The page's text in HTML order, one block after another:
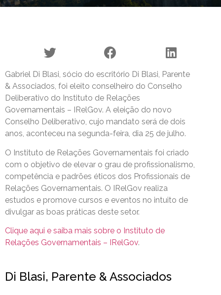
Gabriel Di Blasi, sócio do escritório Di Blasi, Parente
& Associados, foi eleito conselheiro do Conselho
Deliberativo do Instituto de Relações
Governamentais – IRelGov. A eleição do novo
Conselho Deliberativo, cujo mandato será de dois
anos, aconteceu na segunda-feira, dia 25 de julho.
O Instituto de Relações Governamentais foi criado
com o objetivo de elevar o grau de profissionalismo,
competência e padrões éticos dos Profissionais de
Relações Governamentais. O IRelGov realiza
estudos e promove cursos e eventos no intuito de
divulgar as boas práticas deste setor.
Clique aqui e saiba mais sobre o Instituto de
Relações Governamentais – IRelGov.
Di Blasi, Parente & Associados